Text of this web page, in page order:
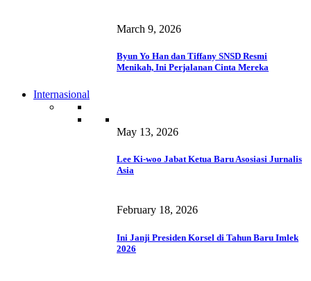
March 9, 2026
Byun Yo Han dan Tiffany SNSD Resmi
Menikah, Ini Perjalanan Cinta Mereka
Internasional
May 13, 2026
Lee Ki-woo Jabat Ketua Baru Asosiasi Jurnalis
Asia
February 18, 2026
Ini Janji Presiden Korsel di Tahun Baru Imlek
2026